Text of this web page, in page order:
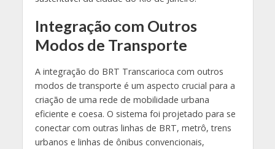
Integração com Outros
Modos de Transporte
A integração do BRT Transcarioca com outros
modos de transporte é um aspecto crucial para a
criação de uma rede de mobilidade urbana
eficiente e coesa. O sistema foi projetado para se
conectar com outras linhas de BRT, metrô, trens
urbanos e linhas de ônibus convencionais,